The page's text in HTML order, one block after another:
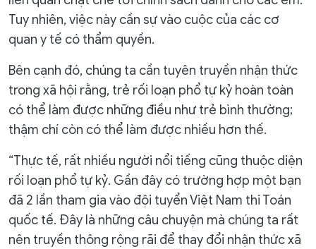
Tuy nhiên, việc này cần sự vào cuộc của các cơ
quan y tế có thẩm quyền.
Bên cạnh đó, chúng ta cần tuyên truyền nhận thức
trong xã hội rằng, trẻ rối loạn phổ tự kỷ hoàn toàn
có thể làm được những điều như trẻ bình thường;
thậm chí còn có thể làm được nhiều hơn thế.
“Thực tế, rất nhiều người nổi tiếng cũng thuộc diện
rối loạn phổ tự kỷ. Gần đây có trường hợp một bạn
đã 2 lần tham gia vào đội tuyển Việt Nam thi Toán
quốc tế. Đây là những câu chuyện mà chúng ta rất
nên truyền thông rộng rãi để thay đổi nhận thức xã